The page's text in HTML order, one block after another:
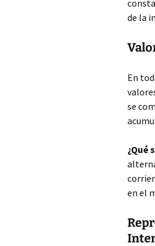
de la
En
se
¿Qué
en el